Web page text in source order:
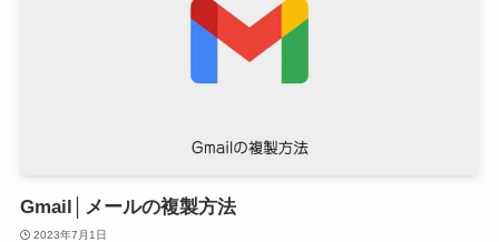
Gmail│メールの複製方法
2023年7月1日